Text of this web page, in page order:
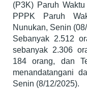
(P3K) Paruh
PPPK Paruh
Nunukan, Senin
Sebanyak 2.512
sebanyak 2.306
184 orang, dan
menandatangani
Senin (8/12/2025).